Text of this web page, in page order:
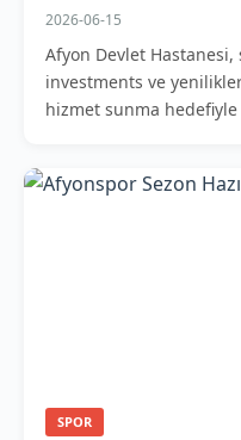
2026-06-15
Afyon Devlet
investments ve
hizmet sunma hedefiyle
SPOR